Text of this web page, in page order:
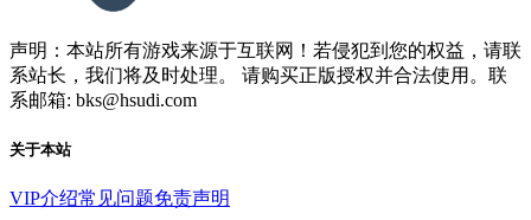
声明：本站所有游戏来源于互联网！若侵犯到您的权益，请联
系站长，我们将及时处理。 请购买正版授权并合法使用。联
系邮箱: bks@hsudi.com
关于本站
VIP介绍常见问题免责声明